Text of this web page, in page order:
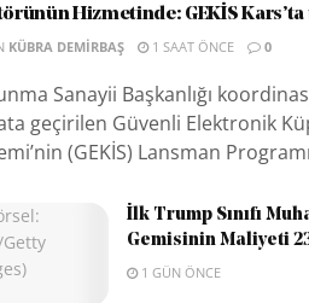
Hizmetinde: GEKİS Kars’ta
KÜBRA DEMIRBAŞ 1 SAAT ÖNCE 0
Sanayii Başkanlığı
geçirilen Güvenli Elektronik
(GEKİS) Lansman
İlk Trump Sınıfı
Gemisinin Maliyeti
1 GÜN ÖNCE